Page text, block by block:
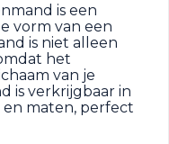
is een
vorm van een
is niet alleen
het
van je
is verkrijgbaar in
maten, perfect